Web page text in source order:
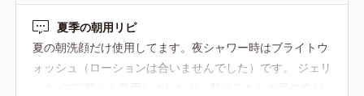
夏季の朝用リピ
夏の朝洗顔だけ使用してます。夜シャワー時はブライトウ
ォッシュ（ローションは合いませんでした）です。 ジェリ
ータイプ2種とも使用しましたが、私はこちらの品の方が